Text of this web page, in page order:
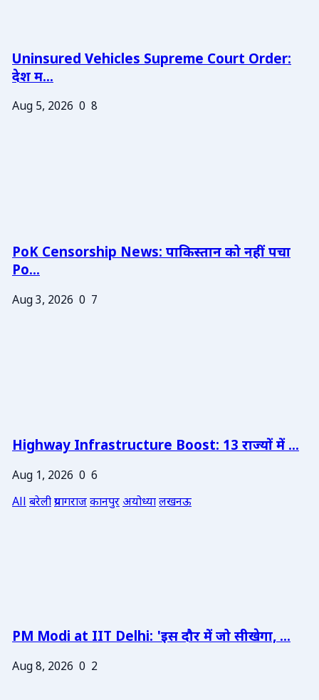
Uninsured Vehicles Supreme Court Order:
देश म...
Aug 5, 2026 0 8
PoK Censorship News: पाकिस्तान को नहीं पचा
Po...
Aug 3, 2026 0 7
Highway Infrastructure Boost: 13 राज्यों में ...
Aug 1, 2026 0 6
Allबरेलीप्रयागराजकानपुरअयोध्यालखनऊ
PM Modi at IIT Delhi: 'इस दौर में जो सीखेगा, ...
Aug 8, 2026 0 2